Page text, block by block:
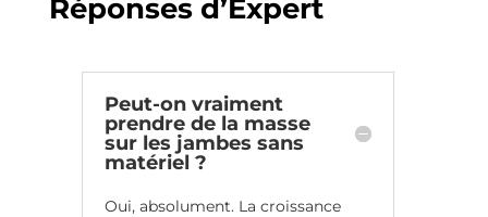
Réponses d’Expert
Peut-on vraiment
prendre de la masse
sur les jambes sans
matériel ?
Oui, absolument. La croissance